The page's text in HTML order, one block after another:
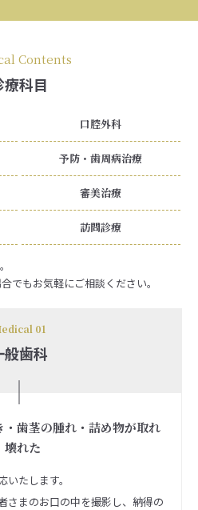
Contents
療科目
口腔外科
予防・歯周病治療
審美治療
訪問診療
でもお気軽にご相談ください。
01
般歯科
歯茎の腫れ・詰め物が取れ
壊れた
たします。
さまのお口の中を撮影し、納得の